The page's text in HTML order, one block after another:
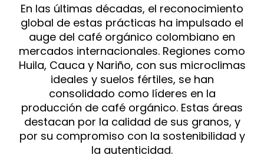
En las últimas décadas, el reconocimiento
global de estas prácticas ha impulsado el
auge del café orgánico colombiano en
mercados internacionales. Regiones como
Huila, Cauca y Nariño, con sus microclimas
ideales y suelos fértiles, se han
consolidado como líderes en la
producción de café orgánico. Estas áreas
destacan por la calidad de sus granos, y
por su compromiso con la sostenibilidad y
la autenticidad.